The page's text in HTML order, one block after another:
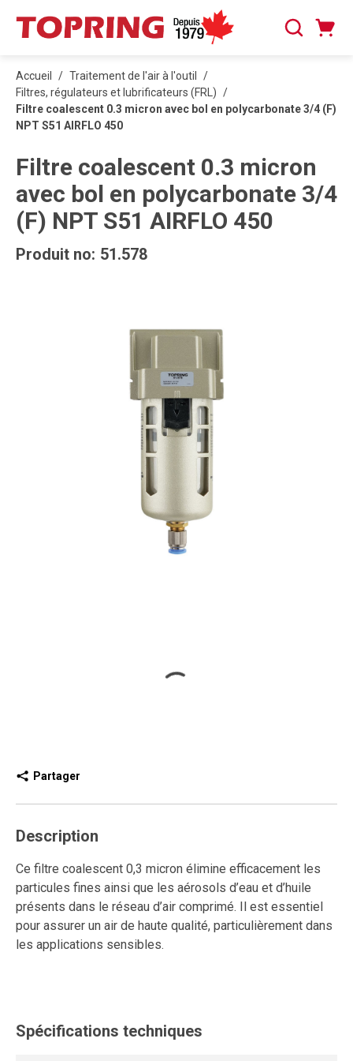
PASSER AU CONTENU PRINCIPAL
Recherche
Accueil / Traitement de l'air à l'outil
/
Filtres, régulateurs et lubrificateurs (FRL) /
Filtre coalescent 0.3 micron avec bol en polycarbonate 3/4 (F)
NPT S51 AIRFLO 450
Filtre coalescent 0.3 micron
avec bol en polycarbonate 3/4
(F) NPT S51 AIRFLO 450
Produit no: 51.578
Partager
Description
Ce filtre coalescent 0,3 micron élimine efficacement les
particules fines ainsi que les aérosols d’eau et d’huile
présents dans le réseau d’air comprimé. Il est essentiel
pour assurer un air de haute qualité, particulièrement dans
les applications sensibles.
Spécifications techniques